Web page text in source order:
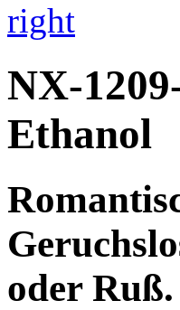
right
NX-
Ethanol
oder Ruß.